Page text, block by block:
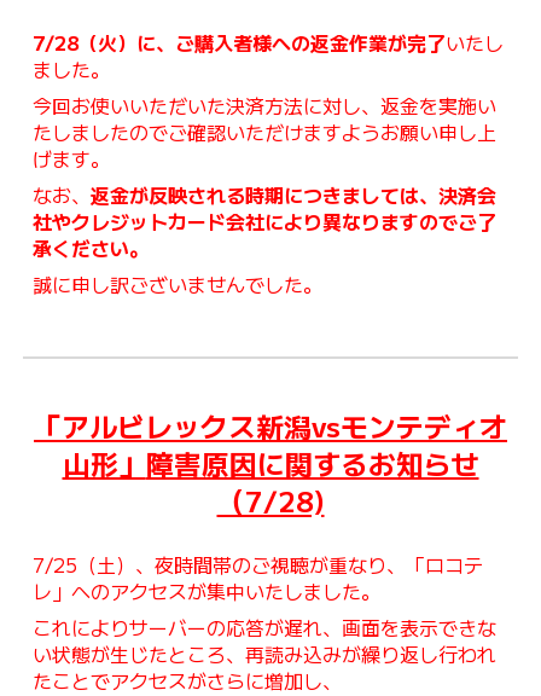
7/28（火）に、ご購入者様への返金作業が完了いたし
ました。
今回お使いいただいた決済方法に対し、返金を実施い
たしましたのでご確認いただけますようお願い申し上
げます。
なお、返金が反映される時期につきましては、決済会
社やクレジットカード会社により異なりますのでご了
承ください。
誠に申し訳ございませんでした。
「アルビレックス新潟vsモンテディオ
山形」 障害原因に関するお知らせ
（7/28)
7/25（土）、夜時間帯のご視聴が重なり、「ロコテ
レ」へのアクセスが集中いたしました。
これによりサーバーの応答が遅れ、画面を表示できな
い状態が生じたところ、再読み込みが繰り返し行われ
たことでアクセスがさらに増加し、